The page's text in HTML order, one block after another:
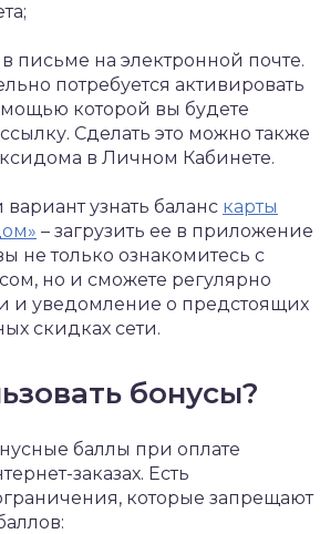
письме на электронной почте.
потребуется активировать
которой вы будете
Сделать это можно также
в Личном Кабинете.
узнать баланс карты
– загрузить ее в приложение
не только ознакомитесь с
но и сможете регулярно
и уведомление о предстоящих
скидках сети.
бонусы?
баллы при оплате
заказах. Есть
которые запрещают